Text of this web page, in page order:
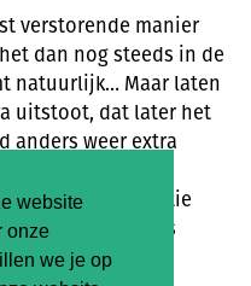
website
onze
we je op
verstorende manier
dan nog steeds in de
natuurlijk… Maar laten
uitstoot, dat later het
anders weer extra
namelijk medicatie
drollen zijn dus